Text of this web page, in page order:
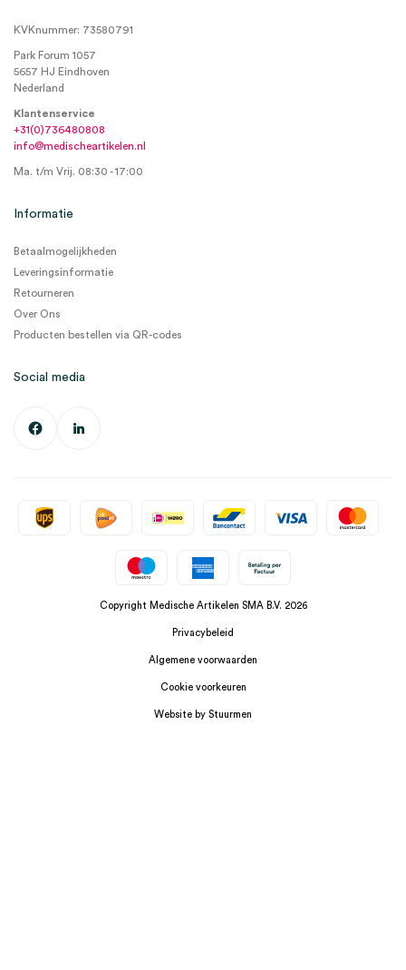
KVKnummer: 73580791
Park Forum 1057
5657 HJ Eindhoven
Nederland
Klantenservice
+31(0)736480808
info@medischeartikelen.nl
Ma. t/m Vrij. 08:30 - 17:00
Informatie
Betaalmogelijkheden
Leveringsinformatie
Retourneren
Over Ons
Producten bestellen via QR-codes
Social media
Copyright Medische Artikelen SMA B.V. 2026
Privacybeleid
Algemene voorwaarden
Cookie voorkeuren
Website by Stuurmen